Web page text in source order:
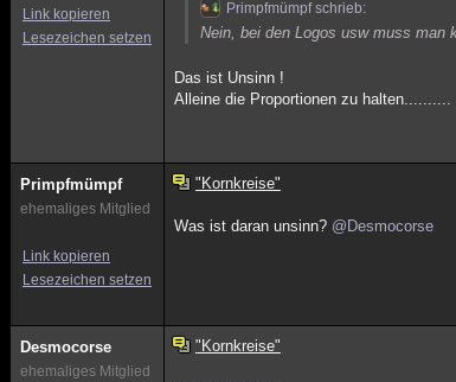
Link kopieren
Lesezeichen setzen
Primpfmümpf schrieb:
Nein, bei den Logos usw muss man
Das ist Unsinn !
Alleine die Proportionen zu halten..........
Primpfmümpf
ehemaliges Mitglied
Link kopieren
Lesezeichen setzen
"Kornkreise"
Was ist daran unsinn? @Desmocorse
Desmocorse
ehemaliges Mitglied
"Kornkreise"